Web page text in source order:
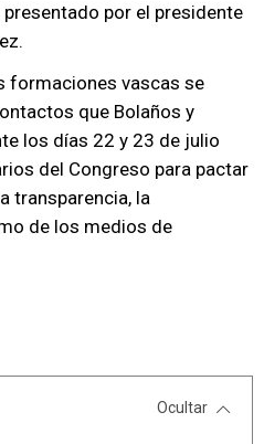
por el presidente
formaciones vascas se
que Bolaños y
los días 22 y 23 de julio
del Congreso para pactar
transparencia, la
de los medios de
Ocultar